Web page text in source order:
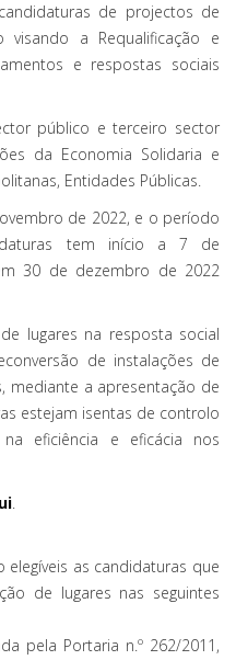
de projectos de
visando a Requalificação e
e respostas sociais
público e terceiro sector
da Economia Solidaria e
Entidades Públicas.
de 2022, e o período
tem início a 7 de
30 de dezembro de 2022
lugares na resposta social
de instalações de
mediante a apresentação de
estejam isentas de controlo
eficiência e eficácia nos
.
as candidaturas que
de lugares nas seguintes
pela Portaria n.º 262/2011,